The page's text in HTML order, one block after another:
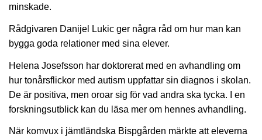
minskade.
Rådgivaren Danijel Lukic ger några råd om hur man kan
bygga goda relationer med sina elever.
Helena Josefsson har doktorerat med en avhandling om
hur tonårsflickor med autism uppfattar sin diagnos i skolan.
De är positiva, men oroar sig för vad andra ska tycka. I en
forskningsutblick kan du läsa mer om hennes avhandling.
När komvux i jämtländska Bispgården märkte att eleverna